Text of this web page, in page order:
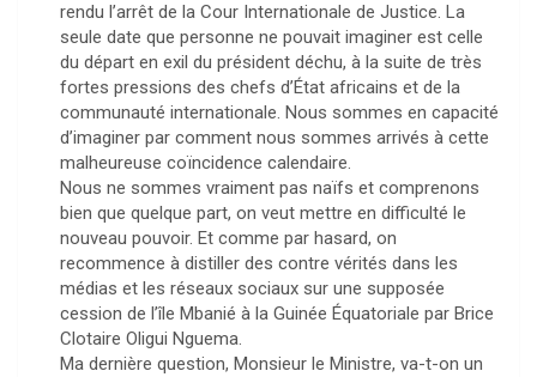
rendu l’arrêt de la Cour Internationale de Justice. La
seule date que personne ne pouvait imaginer est celle
du départ en exil du président déchu, à la suite de très
fortes pressions des chefs d’État africains et de la
communauté internationale. Nous sommes en capacité
d’imaginer par comment nous sommes arrivés à cette
malheureuse coïncidence calendaire.
Nous ne sommes vraiment pas naïfs et comprenons
bien que quelque part, on veut mettre en difficulté le
nouveau pouvoir. Et comme par hasard, on
recommence à distiller des contre vérités dans les
médias et les réseaux sociaux sur une supposée
cession de l’île Mbanié à la Guinée Équatoriale par Brice
Clotaire Oligui Nguema.
Ma dernière question, Monsieur le Ministre, va-t-on un